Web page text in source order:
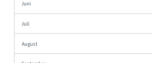
Juni
Juli
August